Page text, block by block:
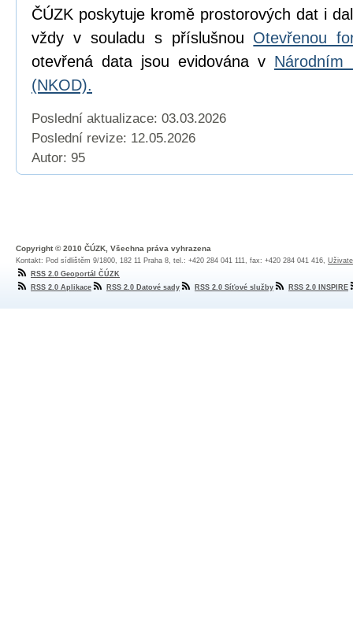
ČÚZK poskytuje kromě prostorových dat i
vždy v souladu s příslušnou Otevřenou
otevřená data jsou evidována v Národním
(NKOD).
Poslední aktualizace: 03.03.2026
Poslední revize: 12.05.2026
Autor: 95
Copyright © 2010 ČÚZK, Všechna práva vyhrazena
Kontakt: Pod sídlištěm 9/1800, 182 11 Praha 8, tel.: +420 284 041 111, fax: +420 284 041 416,
RSS 2.0 Geoportál ČÚZK
RSS 2.0 Aplikace
RSS 2.0 Datové sady RSS 2.0 Síťové služby RSS 2.0 INSPIRE